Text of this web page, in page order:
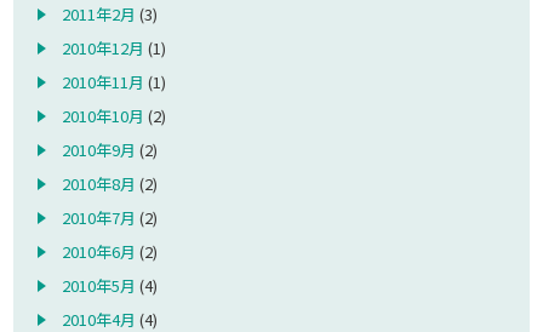
2011年2月 (3)
2010年12月 (1)
2010年11月 (1)
2010年10月 (2)
2010年9月 (2)
2010年8月 (2)
2010年7月 (2)
2010年6月 (2)
2010年5月 (4)
2010年4月 (4)